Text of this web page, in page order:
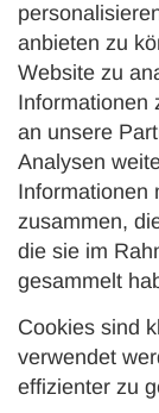
anbieten zu
Website zu
Informationen
an unsere
Analysen
Informationen
zusammen,
die sie im
gesammelt
Cookies sind
verwendet
effizienter zu